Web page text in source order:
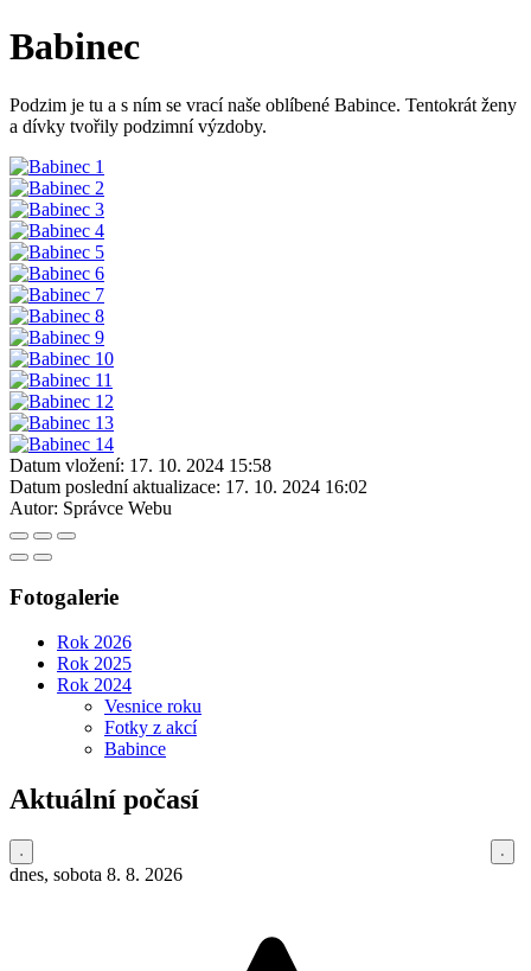
Babinec
Podzim je tu a s ním se vrací naše oblíbené Babince. Tentokrát ženy
a dívky tvořily podzimní výzdoby.
Datum vložení: 17. 10. 2024 15:58
Datum poslední aktualizace: 17. 10. 2024 16:02
Autor: Správce Webu
Fotogalerie
Rok 2026
Rok 2025
Rok 2024
Vesnice roku
Fotky z akcí
Babince
Aktuální počasí
dnes, sobota 8. 8. 2026